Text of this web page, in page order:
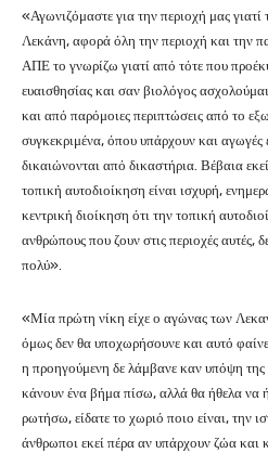
«Αγωνιζόμαστε για την περιοχή μας
Λεκάνη, αφορά όλη την περιοχή και την
ΑΠΕ το γνωρίζω γιατί από τότε που
ευαισθησίας και σαν βιολόγος
και από παρόμοιες περιπτώσεις από το
συγκεκριμένα, όπου υπάρχουν και αγωγές
δικαιώνονται από δικαστήρια. Βέβαια
τοπική αυτοδιοίκηση είναι ισχυρή,
κεντρική διοίκηση ότι την τοπική
ανθρώπους που ζουν στις περιοχές αυτές,
πολύ».
«Μία πρώτη νίκη είχε ο αγώνας των
όμως δεν θα υποχωρήσουνε και αυτό
η προηγούμενη δε λάμβανε καν υπόψη της
κάνουν ένα βήμα πίσω, αλλά θα ήθελα να
ρωτήσω, είδατε το χωριό ποιο είναι, την
άνθρωποι εκεί πέρα αν υπάρχουν ζώα και